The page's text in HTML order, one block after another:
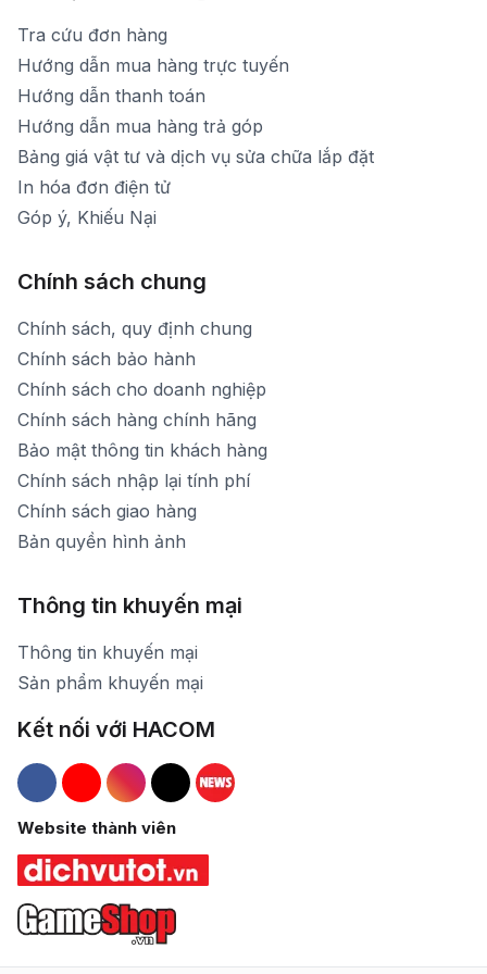
Tra cứu đơn hàng
Hướng dẫn mua hàng trực tuyến
Hướng dẫn thanh toán
Hướng dẫn mua hàng trả góp
Bảng giá vật tư và dịch vụ sửa chữa lắp đặt
In hóa đơn điện tử
Góp ý, Khiếu Nại
Chính sách chung
Chính sách, quy định chung
Chính sách bảo hành
Chính sách cho doanh nghiệp
Chính sách hàng chính hãng
Bảo mật thông tin khách hàng
Chính sách nhập lại tính phí
Chính sách giao hàng
Bản quyền hình ảnh
Thông tin khuyến mại
Thông tin khuyến mại
Sản phẩm khuyến mại
Kết nối với HACOM
Hacom Facebook
Hacom YouTube
Hacom Instagram
Hacom TikTok
Website thành viên